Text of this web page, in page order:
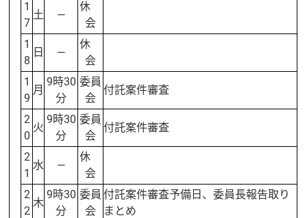
1
7
土 —
休
会
1
8
日 —
休
会
1
9
月
9時30
分
委員
会
付託案件審査
2
0
火
9時30
分
委員
会
付託案件審査
2
1
水 —
休
会
2
2
木
9時30
分
委員
会
付託案件審査予備日、委員長報告取り
まとめ